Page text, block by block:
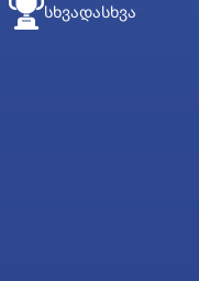
ᲡᲮᲕᲐᲓᲐᲡᲮᲕᲐ